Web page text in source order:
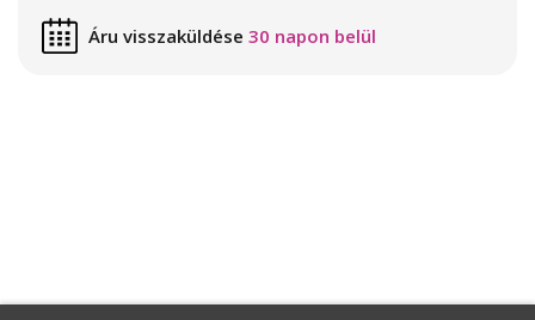
Áru visszaküldése 30 napon belül